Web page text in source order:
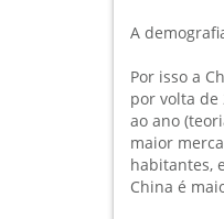
A
Por isso a
por volta de
ao ano
maior
habitantes,
China é